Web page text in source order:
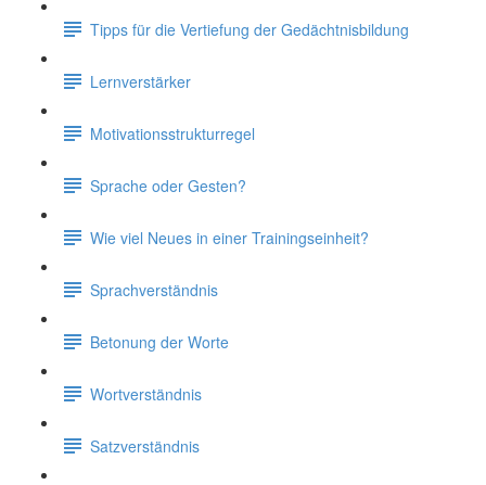
Tipps für die Vertiefung der Gedächtnisbildung
Lernverstärker
Motivationsstrukturregel
Sprache oder Gesten?
Wie viel Neues in einer Trainingseinheit?
Sprachverständnis
Betonung der Worte
Wortverständnis
Satzverständnis